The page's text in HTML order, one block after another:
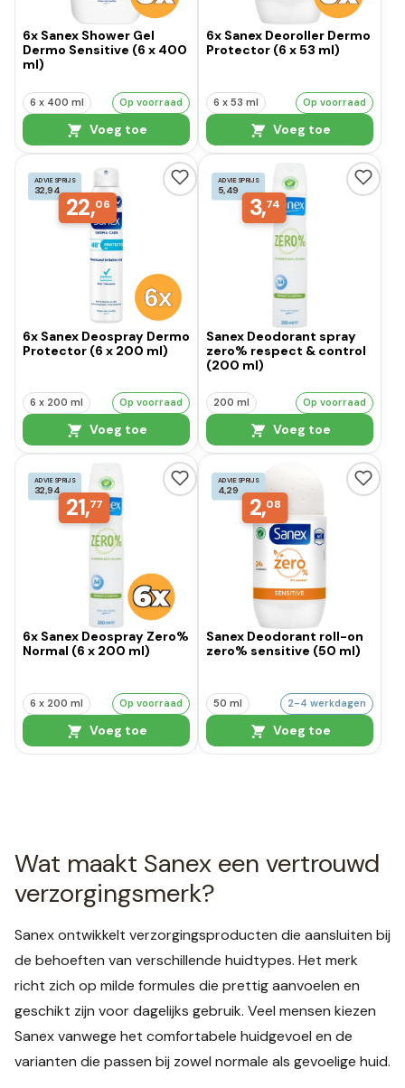
6x Sanex Shower Gel
Dermo Sensitive (6 x 400
ml)
6 x 400 ml Op voorraad
Voeg toe
6x Sanex Deoroller Dermo
Protector (6 x 53 ml)
6 x 53 ml Op voorraad
Voeg toe
ADVIESPRIJS
32,94
22,06
6x Sanex Deospray Dermo
Protector (6 x 200 ml)
6 x 200 ml Op voorraad
Voeg toe
ADVIESPRIJS
5,49
3,74
Sanex Deodorant spray
zero% respect & control
(200 ml)
200 ml Op voorraad
Voeg toe
ADVIESPRIJS
32,94
21,77
6x Sanex Deospray Zero%
Normal (6 x 200 ml)
6 x 200 ml Op voorraad
Voeg toe
ADVIESPRIJS
4,29
2,08
Sanex Deodorant roll-on
zero% sensitive (50 ml)
50 ml 2-4 werkdagen
Voeg toe
Wat maakt Sanex een vertrouwd
verzorgingsmerk?
Sanex ontwikkelt verzorgingsproducten die aansluiten bij
de behoeften van verschillende huidtypes. Het merk
richt zich op milde formules die prettig aanvoelen en
geschikt zijn voor dagelijks gebruik. Veel mensen kiezen
Sanex vanwege het comfortabele huidgevoel en de
varianten die passen bij zowel normale als gevoelige huid.